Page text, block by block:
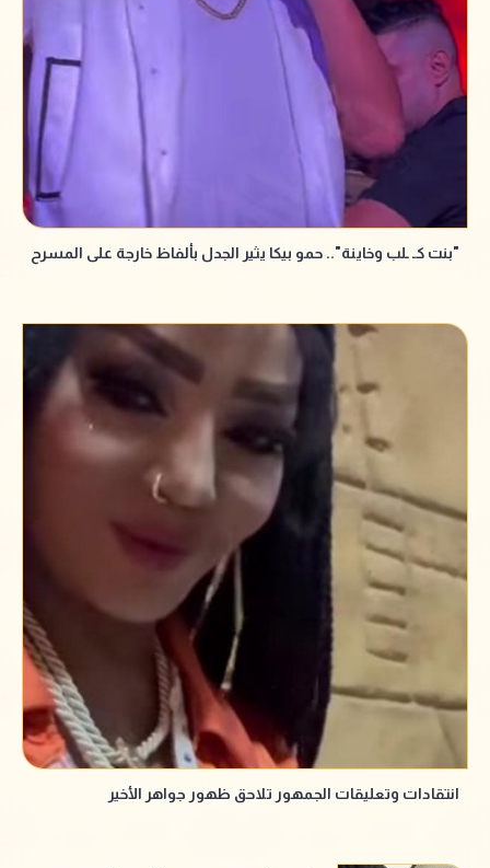
"بنت كـ ـلب وخاينة".. حمو بيكا يثير الجدل بألفاظ خارجة على المسرح
انتقادات وتعليقات الجمهور تلاحق ظهور جواهر الأخير